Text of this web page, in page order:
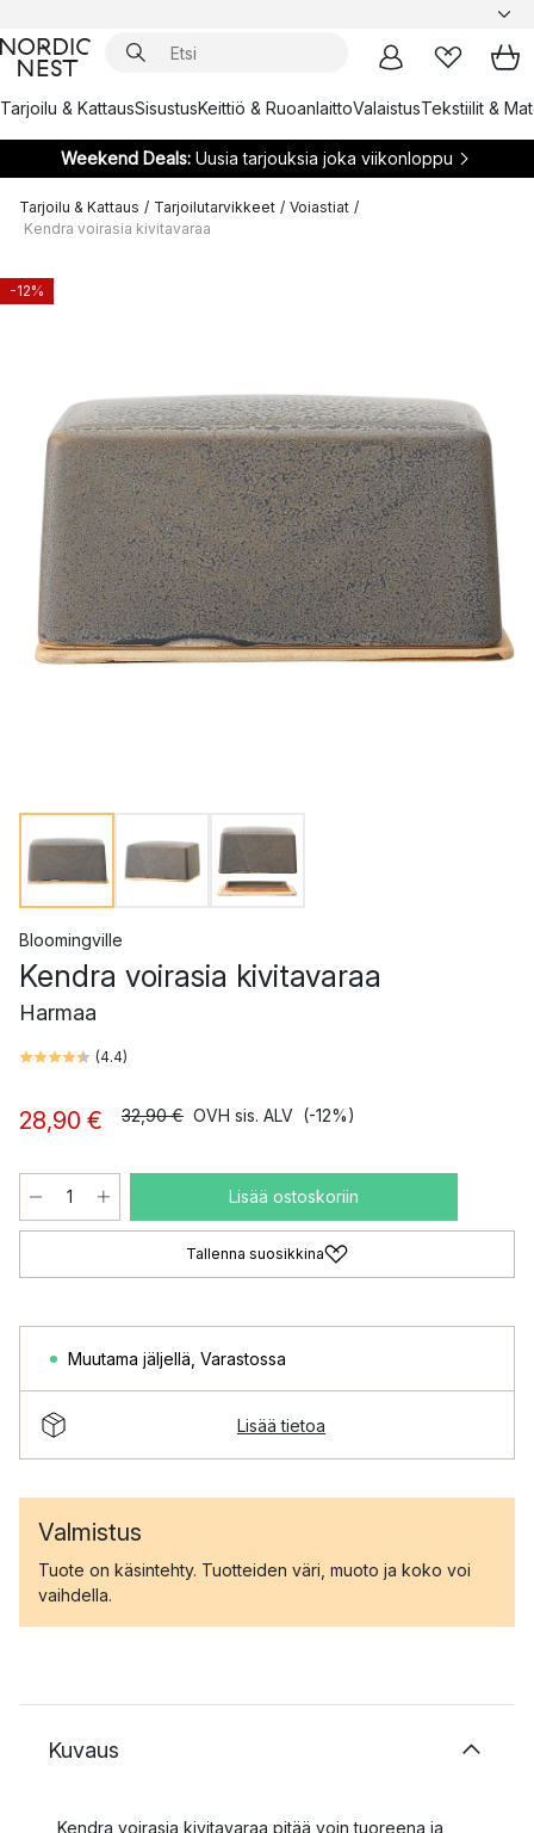
Tarjoilu & KattausSisustusKeittiö & RuoanlaittoValaistusTekstiilit &
Weekend Deals:Uusia tarjouksia joka viikonloppu
Tarjoilu & Kattaus / Tarjoilutarvikkeet / Voiastiat /
Kendra voirasia kivitavaraa
-12%
Bloomingville
Kendra voirasia kivitavaraa
Harmaa
(4.4)
28,90 € 32,90 € OVH sis. ALV (-12%)
Lisää ostoskoriin
Tallenna suosikkina
Muutama jäljellä Varastossa
Lisää tietoa
Valmistus
Tuote on käsintehty. Tuotteiden väri, muoto ja koko voi
vaihdella.
Kuvaus
Kendra voirasia kivitavaraa pitää voin tuoreena ja